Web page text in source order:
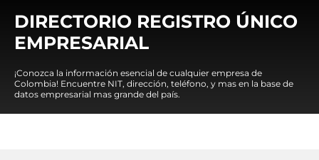
DIRECTORIO REGISTRO ÚNICO
EMPRESARIAL
¡Conozca la información esencial de cualquier empresa de
Colombia! Encuentre NIT, dirección, teléfono, y mas en la base de
datos empresarial mas grande del país.